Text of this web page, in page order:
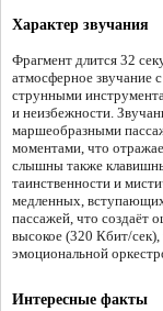
Характер звучания
Фрагмент длится 32
атмосферное
струнными
и неизбежности.
маршеобразными
моментами, что
слышны также
таинственности и
медленных,
пассажей, что создаёт
высокое (320 Кбит/
эмоциональной
Интересные факты